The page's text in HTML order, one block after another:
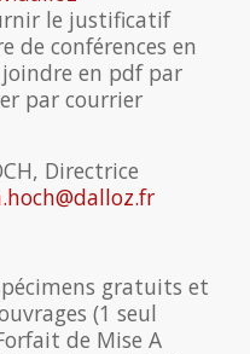
le justificatif
de conférences en
en pdf par
par courrier
Directrice
gratuits et
(1 seul
de Mise A